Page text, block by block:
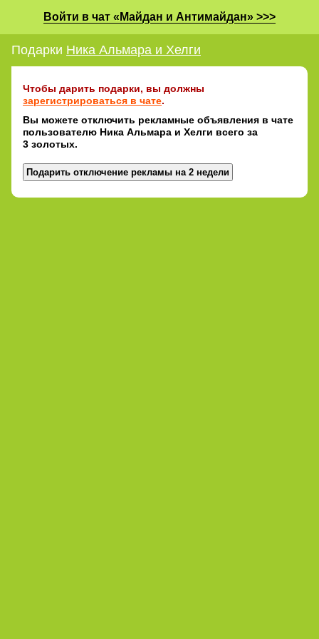
Войти в чат «Майдан и Антимайдан» >>>
Подарки Ника Альмара и Хелги
Чтобы дарить подарки, вы должны
зарегистрироваться в чате.
Вы можете отключить рекламные объявления в чате
пользователю Ника Альмара и Хелги всего за
3 золотых.